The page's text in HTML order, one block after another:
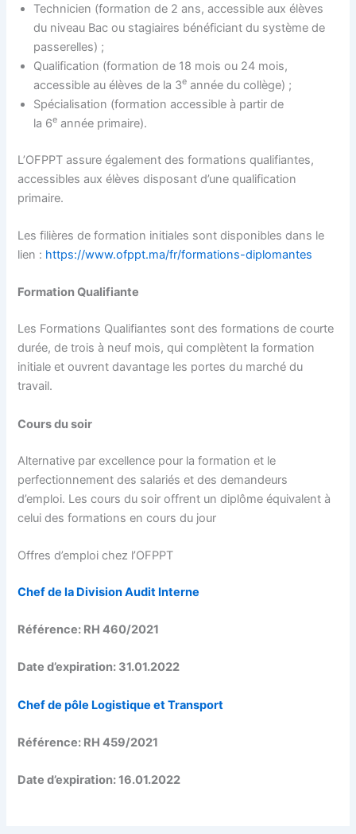
Technicien (formation de 2 ans, accessible aux élèves
du niveau Bac ou stagiaires bénéficiant du système de
passerelles) ;
Qualification (formation de 18 mois ou 24 mois,
accessible au élèves de la 3e année du collège) ;
Spécialisation (formation accessible à partir de
la 6e année primaire).
L’OFPPT assure également des formations qualifiantes,
accessibles aux élèves disposant d’une qualification
primaire.
Les filières de formation initiales sont disponibles dans le
lien : https://www.ofppt.ma/fr/formations-diplomantes
Formation Qualifiante
Les Formations Qualifiantes sont des formations de courte
durée, de trois à neuf mois, qui complètent la formation
initiale et ouvrent davantage les portes du marché du
travail.
Cours du soir
Alternative par excellence pour la formation et le
perfectionnement des salariés et des demandeurs
d’emploi. Les cours du soir offrent un diplôme équivalent à
celui des formations en cours du jour
Offres d’emploi chez l’OFPPT
Chef de la Division Audit Interne
Référence: RH 460/2021
Date d’expiration: 31.01.2022
Chef de pôle Logistique et Transport
Référence: RH 459/2021
Date d’expiration: 16.01.2022